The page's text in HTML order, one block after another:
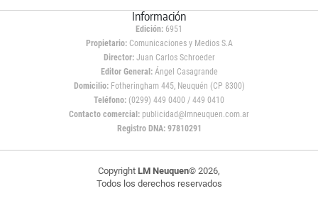
Información
Edición: 6951
Propietario:Comunicaciones y Medios S.A
Director: Juan Carlos Schroeder
Editor General:Ángel Casagrande
Domicilio:Fotheringham 445, Neuquén (CP 8300)
Teléfono: (0299) 449 0400 / 449 0410
Contacto comercial: publicidad@lmneuquen.com.ar
Registro DNA: 97810291
Copyright LM Neuquen© 2026,
Todos los derechos reservados